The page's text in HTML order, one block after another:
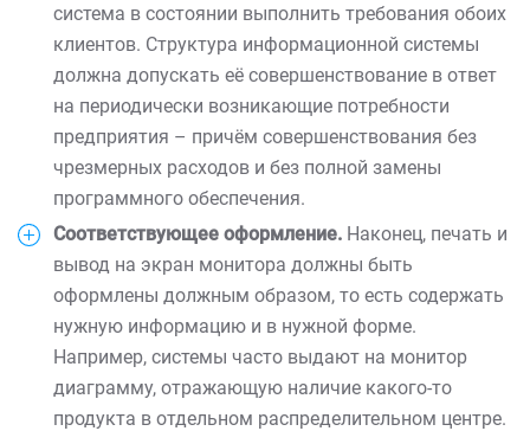
система в состоянии выполнить требования обоих
клиентов. Структура информационной системы
должна допускать её совершенствование в ответ
на периодически возникающие потребности
предприятия – причём совершенствования без
чрезмерных расходов и без полной замены
программного обеспечения.
Соответствующее оформление. Наконец, печать и
вывод на экран монитора должны быть
оформлены должным образом, то есть содержать
нужную информацию и в нужной форме.
Например, системы часто выдают на монитор
диаграмму, отражающую наличие какого-то
продукта в отдельном распределительном центре.